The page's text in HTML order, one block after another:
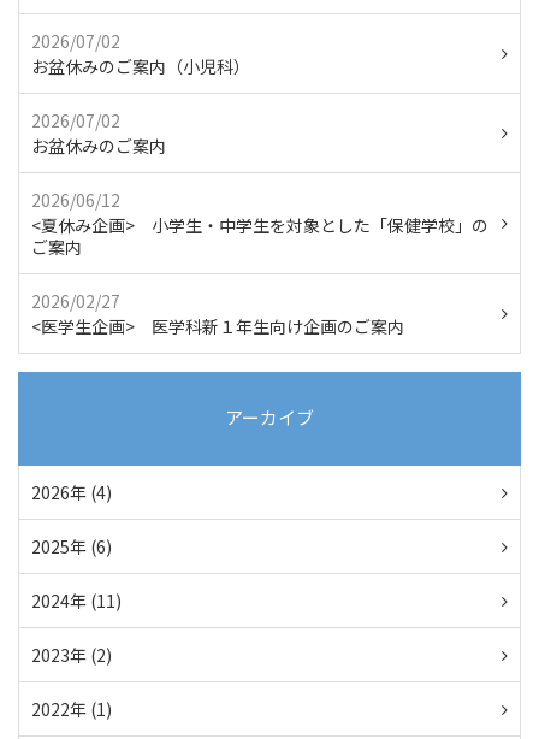
2026/07/02
お盆休みのご案内（小児科）
2026/07/02
お盆休みのご案内
2026/06/12
<夏休み企画> 小学生・中学生を対象とした「保健学校」の
ご案内
2026/02/27
<医学生企画> 医学科新１年生向け企画のご案内
アーカイブ
2026年 (4)
2025年 (6)
2024年 (11)
2023年 (2)
2022年 (1)